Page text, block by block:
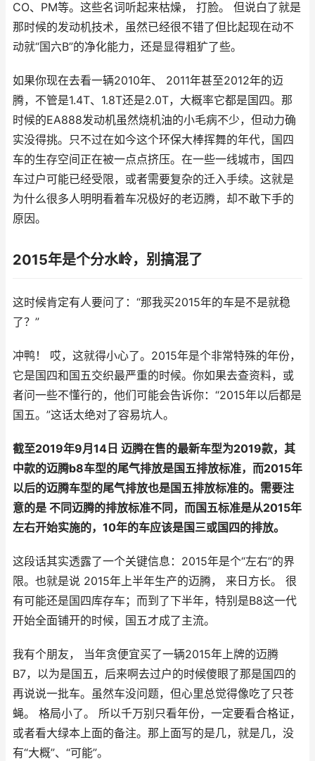
CO、PM等。这些名词听起来枯燥， 打脸。 但说白了就是
那时候的发动机技术，虽然已经很不错了但比起现在动不
动就“国六B”的净化能力，还是显得粗犷了些。
如果你现在去看一辆2010年、 2011年甚至2012年的迈
腾，不管是1.4T、1.8T还是2.0T，大概率它都是国四。那
时候的EA888发动机虽然烧机油的小毛病不少，但动力确
实没得挑。只不过在如今这个环保大棒挥舞的年代，国四
车的生存空间正在被一点点挤压。在一些一线城市，国四
车过户可能已经受限，或者需要复杂的迁入手续。这就是
为什么很多人明明看着车况极好的老迈腾，却不敢下手的
原因。
2015年是个分水岭，别搞混了
这时候肯定有人要问了：“那我买2015年的车是不是就稳
了？”
冲鸭！ 哎，这就得小心了。2015年是个非常特殊的年份，
它是国四和国五交织最严重的时候。你如果去查资料，或
者问一些不懂行的，他们可能会告诉你：“2015年以后都是
国五。”这话太绝对了容易坑人。
截至2019年9月14日 迈腾在售的最新车型为2019款，其
中款的迈腾b8车型的尾气排放是国五排放标准，而2015年
以后的迈腾车型的尾气排放也是国五排放标准的。需要注
意的是 不同迈腾的排放标准不同，而国五标准是从2015年
左右开始实施的，10年的车应该是国三或国四的排放。
这段话其实透露了一个关键信息：2015年是个“左右”的界
限。也就是说 2015年上半年生产的迈腾， 来日方长。 很
有可能还是国四库存车；而到了下半年，特别是B8这一代
开始全面铺开的时候，国五才成了主流。
我有个朋友， 当年贪便宜买了一辆2015年上牌的迈腾
B7，以为是国五，后来啊去过户的时候傻眼了那是国四的
再说说一批车。虽然车没问题，但心里总觉得像吃了只苍
蝇。 格局小了。 所以千万别只看年份，一定要看合格证，
或者看大绿本上面的备注。那上面写的是几，就是几，没
有“大概”、“可能”。